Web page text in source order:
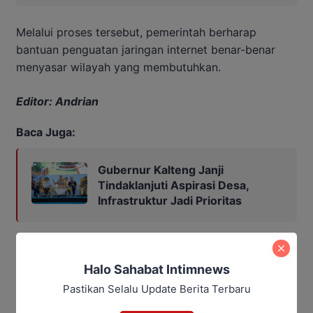
Melalui proses tersebut, pemerintah berharap
bantuan penguatan jaringan internet benar-benar
menyasar wilayah yang membutuhkan.
Editor: Andrian
Baca Juga:
Gubernur Kalteng Janji
Tindaklanjuti Aspirasi Desa,
Infrastruktur Jadi Prioritas
Halo Sahabat Intimnews
Pastikan Selalu Update Berita Terbaru